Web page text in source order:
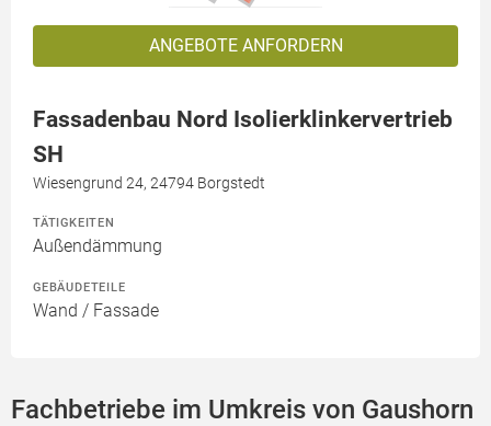
ANGEBOTE ANFORDERN
Fassadenbau Nord Isolierklinkervertrieb
SH
Wiesengrund 24, 24794 Borgstedt
TÄTIGKEITEN
Außendämmung
GEBÄUDETEILE
Wand / Fassade
Fachbetriebe im Umkreis von Gaushorn